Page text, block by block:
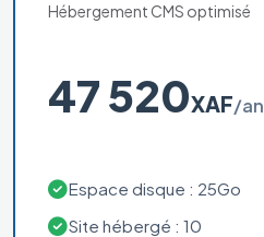
Hébergement CMS optimisé
47 520XAF/an
Espace disque : 25Go
Site hébergé : 10